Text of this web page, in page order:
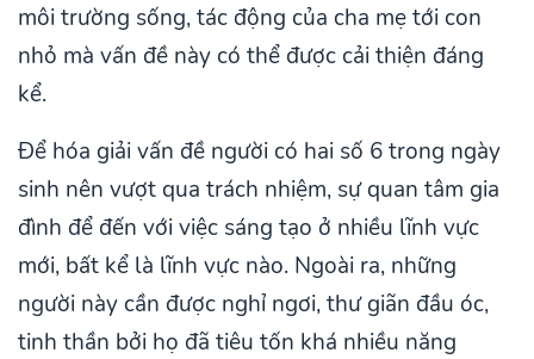
môi trường sống, tác động của cha mẹ tới con
nhỏ mà vấn đề này có thể được cải thiện đáng
kể.
Để hóa giải vấn đề người có hai số 6 trong ngày
sinh nên vượt qua trách nhiệm, sự quan tâm gia
đình để đến với việc sáng tạo ở nhiều lĩnh vực
mới, bất kể là lĩnh vực nào. Ngoài ra, những
người này cần được nghỉ ngơi, thư giãn đầu óc,
tinh thần bởi họ đã tiêu tốn khá nhiều năng